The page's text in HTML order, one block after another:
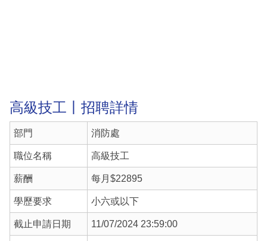
高級技工丨招聘詳情
部門 消防處
職位名稱 高級技工
薪酬 每月$22895
學歷要求 小六或以下
截止申請日期 11/07/2024 23:59:00